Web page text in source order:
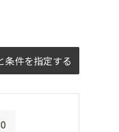
条件を指定する